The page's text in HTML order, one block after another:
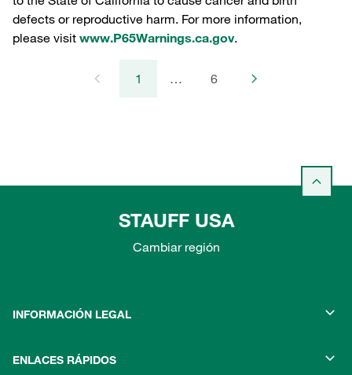
defects or reproductive harm. For more information,
please visit www.P65Warnings.ca.gov.
1 … 6
STAUFF USA
Cambiar región
INFORMACIÓN LEGAL
ENLACES RÁPIDOS